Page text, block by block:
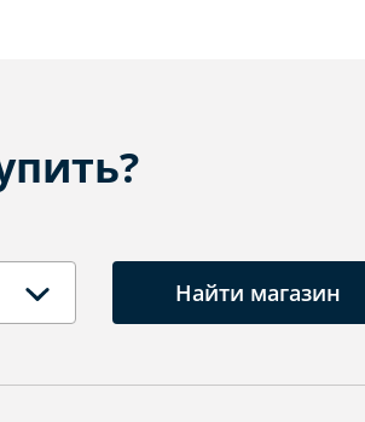
Найти магазин